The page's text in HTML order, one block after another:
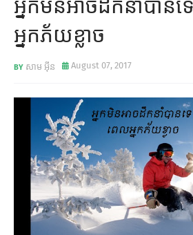
អ្នកមិនអាចដឹកនាំបាន
អ្នកភ័យខ្លាច
សាម អ៊ីន August 07, 2017